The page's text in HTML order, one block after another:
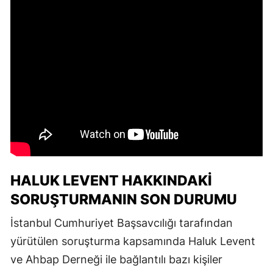
HALUK LEVENT HAKKINDAKI
SORUŞTURMANIN SON DURUMU
İstanbul Cumhuriyet Başsavcılığı tarafından
yürütülen soruşturma kapsamında Haluk Levent
ve Ahbap Derneği ile bağlantılı bazı kişiler